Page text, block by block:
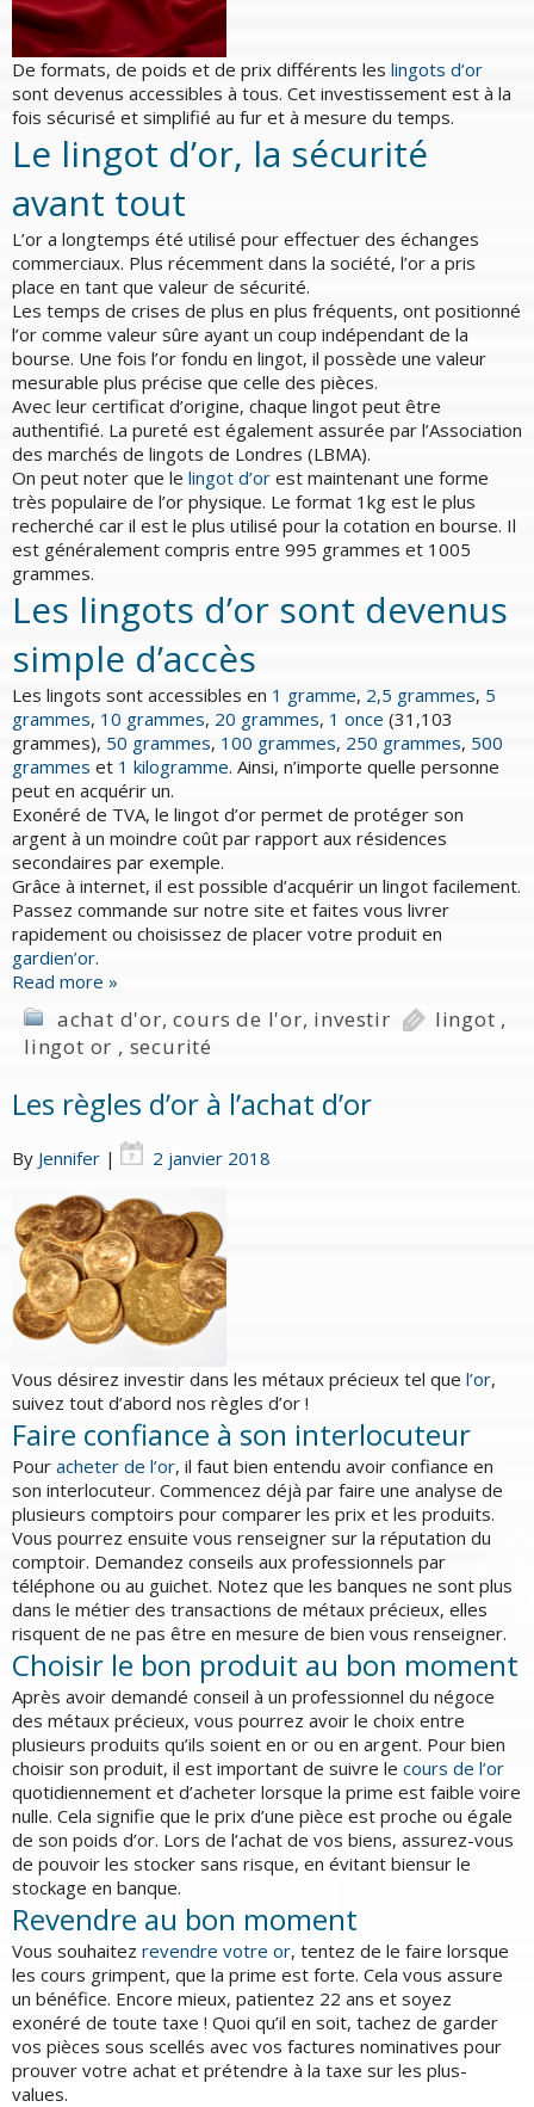
De formats, de poids et de prix différents les lingots d’or
sont devenus accessibles à tous. Cet investissement est à la
fois sécurisé et simplifié au fur et à mesure du temps.
Le lingot d’or, la sécurité
avant tout
L’or a longtemps été utilisé pour effectuer des échanges
commerciaux. Plus récemment dans la société, l’or a pris
place en tant que valeur de sécurité.
Les temps de crises de plus en plus fréquents, ont positionné
l’or comme valeur sûre ayant un coup indépendant de la
bourse. Une fois l’or fondu en lingot, il possède une valeur
mesurable plus précise que celle des pièces.
Avec leur certificat d’origine, chaque lingot peut être
authentifié. La pureté est également assurée par l’Association
des marchés de lingots de Londres (LBMA).
On peut noter que le lingot d’or est maintenant une forme
très populaire de l’or physique. Le format 1kg est le plus
recherché car il est le plus utilisé pour la cotation en bourse. Il
est généralement compris entre 995 grammes et 1005
grammes.
Les lingots d’or sont devenus
simple d’accès
Les lingots sont accessibles en 1 gramme, 2,5 grammes, 5
grammes, 10 grammes, 20 grammes, 1 once (31,103
grammes), 50 grammes, 100 grammes, 250 grammes, 500
grammes et 1 kilogramme. Ainsi, n’importe quelle personne
peut en acquérir un.
Exonéré de TVA, le lingot d’or permet de protéger son
argent à un moindre coût par rapport aux résidences
secondaires par exemple.
Grâce à internet, il est possible d’acquérir un lingot facilement.
Passez commande sur notre site et faites vous livrer
rapidement ou choisissez de placer votre produit en
gardien’or.
Read more »
achat d'or,cours de l'or, investir lingot ,
lingot or , securité
Les règles d’or à l’achat d’or
By Jennifer | 2 janvier 2018
Vous désirez investir dans les métaux précieux tel que l’or,
suivez tout d’abord nos règles d’or !
Faire confiance à son interlocuteur
Pour acheter de l’or, il faut bien entendu avoir confiance en
son interlocuteur. Commencez déjà par faire une analyse de
plusieurs comptoirs pour comparer les prix et les produits.
Vous pourrez ensuite vous renseigner sur la réputation du
comptoir. Demandez conseils aux professionnels par
téléphone ou au guichet. Notez que les banques ne sont plus
dans le métier des transactions de métaux précieux, elles
risquent de ne pas être en mesure de bien vous renseigner.
Choisir le bon produit au bon moment
Après avoir demandé conseil à un professionnel du négoce
des métaux précieux, vous pourrez avoir le choix entre
plusieurs produits qu’ils soient en or ou en argent. Pour bien
choisir son produit, il est important de suivre le cours de l’or
quotidiennement et d’acheter lorsque la prime est faible voire
nulle. Cela signifie que le prix d’une pièce est proche ou égale
de son poids d’or. Lors de l’achat de vos biens, assurez-vous
de pouvoir les stocker sans risque, en évitant biensur le
stockage en banque.
Revendre au bon moment
Vous souhaitez revendre votre or, tentez de le faire lorsque
les cours grimpent, que la prime est forte. Cela vous assure
un bénéfice. Encore mieux, patientez 22 ans et soyez
exonéré de toute taxe ! Quoi qu’il en soit, tachez de garder
vos pièces sous scellés avec vos factures nominatives pour
prouver votre achat et prétendre à la taxe sur les plus-
values.